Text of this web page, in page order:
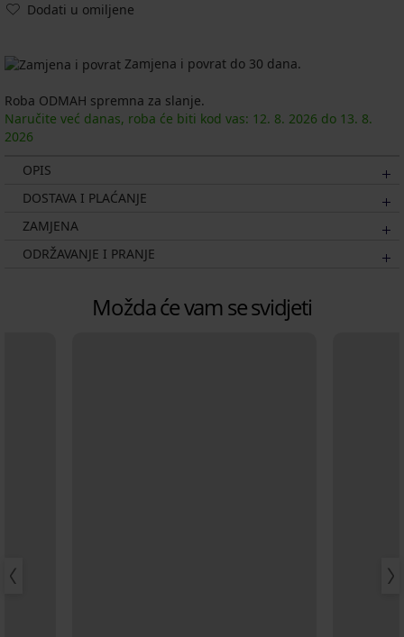
Dodati u omiljene
Zamjena i povrat do 30 dana.
Roba ODMAH spremna za slanje.
Naručite već danas, roba će biti kod vas: 12. 8. 2026 do 13. 8.
2026
OPIS
DOSTAVA I PLAĆANJE
ZAMJENA
ODRŽAVANJE I PRANJE
Možda će vam se svidjeti